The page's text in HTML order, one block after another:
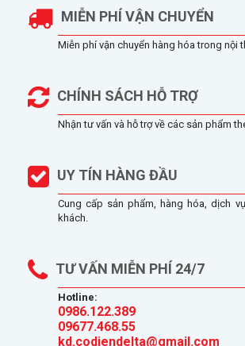
MIỄN PHÍ VẬN CHUYỂN
Miễn phí vận chuyển hàng hóa trong nội
CHÍNH SÁCH HỖ TRỢ
Nhận tư vấn và hỗ trợ về các sản phẩm
UY TÍN HÀNG ĐẦU
Cung cấp sản phẩm, hàng hóa, dịch
khách.
TƯ VẤN MIỄN PHÍ 24/7
Hotline:
0986.122.389
09677.468.55
kd.codiendelta@gmail.com